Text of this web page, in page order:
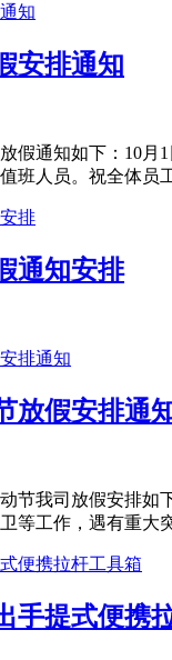
安排通知
假通知如下：10
班人员。祝全体员
通知安排
放假安排通
节我司放假安排
等工作，遇有重大
手提式便携